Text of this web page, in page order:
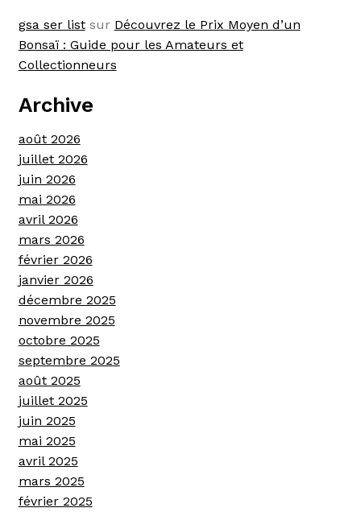
gsa ser listsur Découvrez le Prix Moyen d’un
Bonsaï : Guide pour les Amateurs et
Collectionneurs
Archive
août 2026
juillet 2026
juin 2026
mai 2026
avril 2026
mars 2026
février 2026
janvier 2026
décembre 2025
novembre 2025
octobre 2025
septembre 2025
août 2025
juillet 2025
juin 2025
mai 2025
avril 2025
mars 2025
février 2025